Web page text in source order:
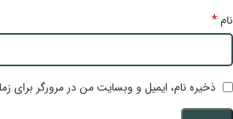
نام*
ذخیره نام، ایمیل و وبسایت من در مرورگر برای